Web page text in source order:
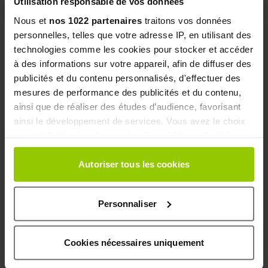
Nous et nos 1022 partenaires traitons vos données
personnelles, telles que votre adresse IP, en utilisant des
technologies comme les cookies pour stocker et accéder
à des informations sur votre appareil, afin de diffuser des
publicités et du contenu personnalisés, d'effectuer des
mesures de performance des publicités et du contenu,
ainsi que de réaliser des études d’audience, favorisant
ainsi le développement de services. Vous avez le choix
Vous pouvez modifier ou retirer votre consentement à
tout moment en consultant la Déclaration relative aux
cookies ou en cliquant sur l'icône de confidentialité.
Si vous le permettez, nous aimerions également :
Collecter des informations sur votre localisation
géographique qui peuvent être précises à plusieurs
Autoriser tous les cookies
Personnaliser
Cookies nécessaires uniquement
59 reviews
In stock
capsules
EPA DHA
€24.90